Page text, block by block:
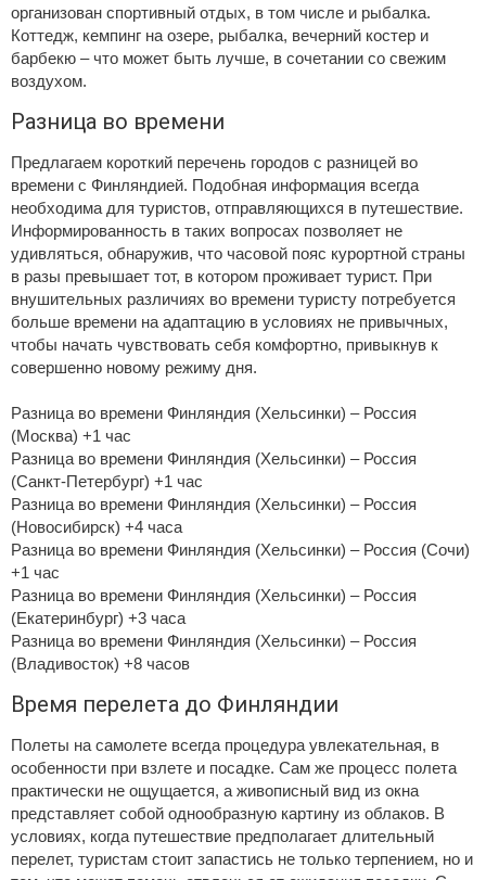
организован спортивный отдых, в том числе и рыбалка.
Коттедж, кемпинг на озере, рыбалка, вечерний костер и
барбекю – что может быть лучше, в сочетании со свежим
воздухом.
Разница во времени
Предлагаем короткий перечень городов с разницей во
времени с Финляндией. Подобная информация всегда
необходима для туристов, отправляющихся в путешествие.
Информированность в таких вопросах позволяет не
удивляться, обнаружив, что часовой пояс курортной страны
в разы превышает тот, в котором проживает турист. При
внушительных различиях во времени туристу потребуется
больше времени на адаптацию в условиях не привычных,
чтобы начать чувствовать себя комфортно, привыкнув к
совершенно новому режиму дня.
Разница во времени Финляндия (Хельсинки) – Россия
(Москва) +1 час
Разница во времени Финляндия (Хельсинки) – Россия
(Санкт-Петербург) +1 час
Разница во времени Финляндия (Хельсинки) – Россия
(Новосибирск) +4 часа
Разница во времени Финляндия (Хельсинки) – Россия (Сочи)
+1 час
Разница во времени Финляндия (Хельсинки) – Россия
(Екатеринбург) +3 часа
Разница во времени Финляндия (Хельсинки) – Россия
(Владивосток) +8 часов
Время перелета до Финляндии
Полеты на самолете всегда процедура увлекательная, в
особенности при взлете и посадке. Сам же процесс полета
практически не ощущается, а живописный вид из окна
представляет собой однообразную картину из облаков. В
условиях, когда путешествие предполагает длительный
перелет, туристам стоит запастись не только терпением, но и